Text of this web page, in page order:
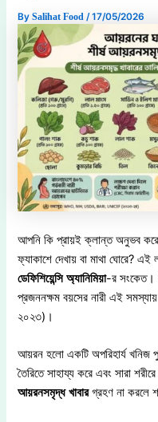
BySalihat Food/17/05/2026
আপনি কি প্রায়ই ক্লান্ত অনুভব
ফ্যাকাশে দেখায় বা মাথা ঘোরে?
ডেফিশিয়েন্সি অ্যানিমিয়া-র সংকেত।
প্রজননক্ষম বয়সের নারী এই
২০২৩)।
আয়রন হলো একটি অপরিহার্য খনিজ
তৈরিতে সাহায্য করে এবং সারা
আয়রনসমৃদ্ধ খাবারগ্রহণ না করলে